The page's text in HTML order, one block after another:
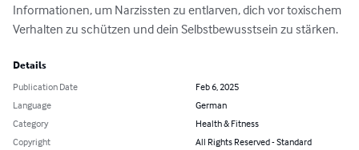
Informationen, um Narzissten zu entlarven, dich vor toxischem
Verhalten zu schützen und dein Selbstbewusstsein zu stärken.
Details
Publication Date
Feb 6, 2025
Language
German
Category
Health & Fitness
Copyright
All Rights Reserved - Standard